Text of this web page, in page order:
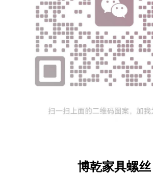
博乾家具螺丝